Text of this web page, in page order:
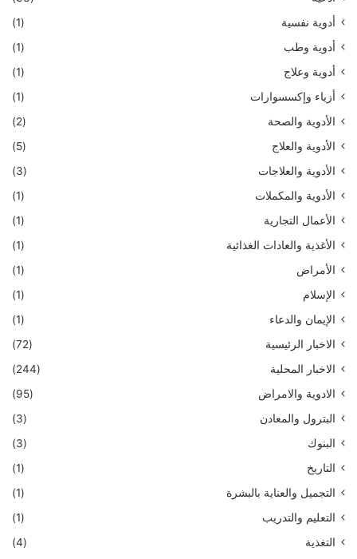
أدوية نفسية
(1)
أدوية وطب
(1)
أدوية وعلاج
(1)
أزياء وإكسسوارات
(1)
الأدوية والصحة
(2)
الأدوية والعلاج
(5)
الأدوية والعلاجات
(3)
الأدوية والمكملات
(1)
الأعمال التجارية
(1)
الأغذية والعادات الغذائية
(1)
الأمراض
(1)
الإسلام
(1)
الإيمان والدعاء
(1)
الاخبار الرئيسية
(72)
الاخبار المحلية
(244)
الادوية والامراض
(95)
البترول والمعادن
(3)
البنوك
(3)
التاريخ
(1)
التجميل والعناية بالبشرة
(1)
التعليم والتدريب
(1)
التغذية
(4)